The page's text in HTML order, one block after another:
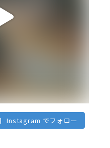
Instagram でフォロー